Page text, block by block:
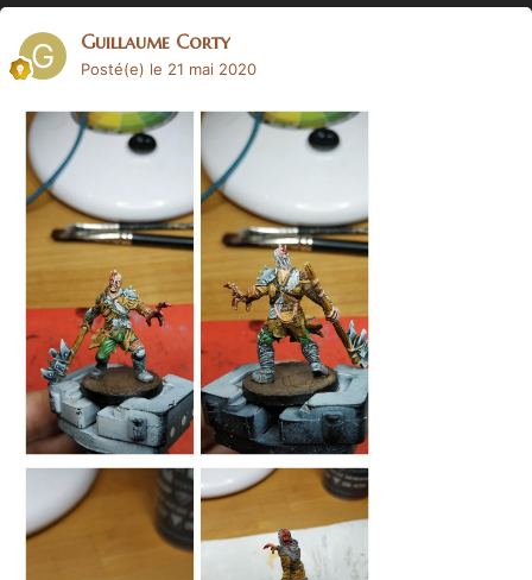
Guillaume Corty
Posté(e) le 21 mai 2020